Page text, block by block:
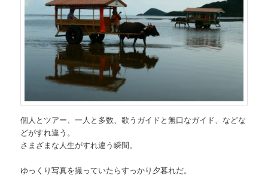
個人とツアー、一人と多数、歌うガイドと無口なガイド、などな
どがすれ違う。
さまざまな人生がすれ違う瞬間。
ゆっくり写真を撮っていたらすっかり夕暮れだ。